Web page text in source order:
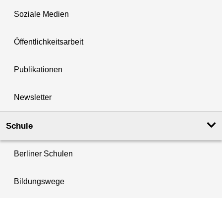
Soziale Medien
Öffentlichkeitsarbeit
Publikationen
Newsletter
Schule
Berliner Schulen
Bildungswege